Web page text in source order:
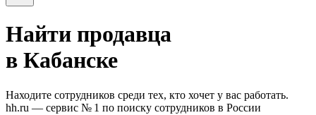
Найти продавца
в Кабанске
Находите сотрудников среди тех, кто хочет у вас работать.
hh.ru — сервис № 1 по поиску сотрудников в России